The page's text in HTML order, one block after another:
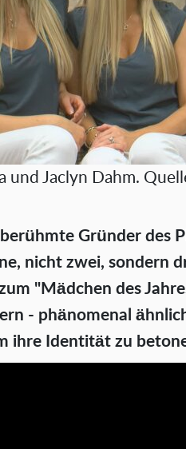
und Jaclyn Dahm.
Gründer des
nicht zwei, sondern
"Mädchen des
- phänomenal
ihre Identität zu